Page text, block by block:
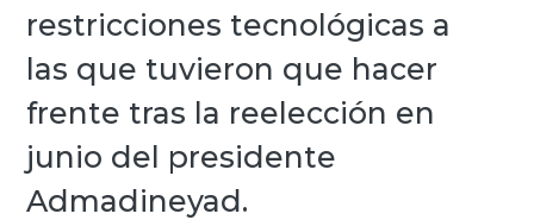
restricciones tecnológicas a
las que tuvieron que hacer
frente tras la reelección en
junio del presidente
Admadineyad.